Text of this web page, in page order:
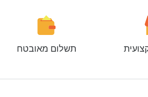
תשלום מאובטח